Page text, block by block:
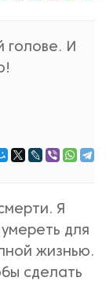
голове. И
Я
для
жизнью.
сделать